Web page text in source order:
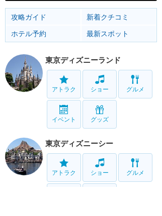
攻略ガイド
新着クチコミ
ホテル予約
最新スポット
東京ディズニーランド
アトラク ショー グルメ
イベント グッズ
東京ディズニーシー
アトラク ショー グルメ